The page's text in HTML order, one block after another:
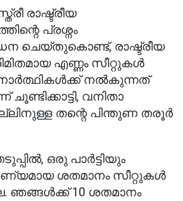
രാഷ്ട്രീയ
പ്രശ്നം
ചെയ്തുകൊണ്ട്, രാഷ്ട്രീയ
എണ്ണം സീറ്റുകൾ
നൽകുന്നത്
വനിതാ
തന്റെ പിന്തുണ തരൂർ
ഒരു പാർട്ടിയും
ശതമാനം സീറ്റുകൾ
ഞങ്ങൾക്ക് 10 ശതമാനം